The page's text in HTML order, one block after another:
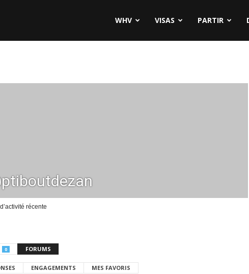
WHV VISAS PARTIR
récente
0 FORUMS
ENGAGEMENTS MES FAVORIS